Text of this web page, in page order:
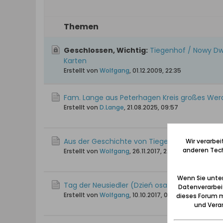
Themen
Geschlossen, Wichtig: Tiegenhof / Nowy
Karten
Erstellt von Wolfgang, 01.12.2009, 22:35
Fam. Lange aus Peterhagen Kreis großes
Erstellt von D.Lange, 21.08.2025, 09:57
Aus der Geschichte von Tiegenhof
Erstellt von Wolfgang, 26.11.2017, 22:33
Tag der Neusiedler (Dzień osadnika)
Erstellt von Wolfgang, 10.10.2017, 00:09
Wir
anderen
Wenn Sie
dieses Forum
und